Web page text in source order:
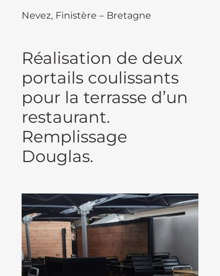
Nevez, Finistère – Bretagne
Réalisation de deux
portails coulissants
pour la terrasse d’un
restaurant.
Remplissage
Douglas.